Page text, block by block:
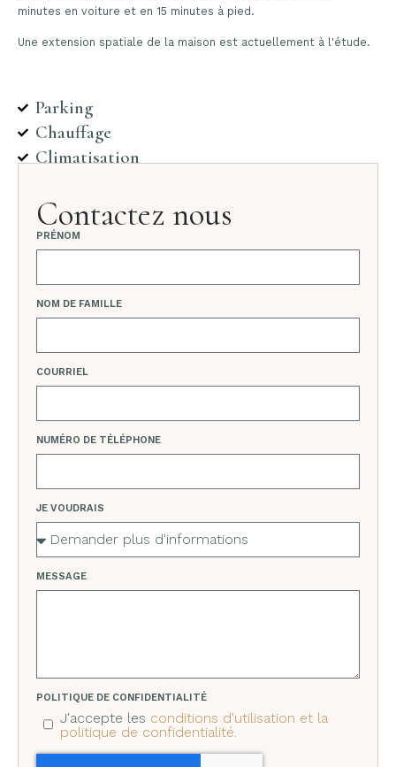
minutes en voiture et en 15 minutes à pied.
Une extension spatiale de la maison est actuellement à l'étude.
Parking
Chauffage
Climatisation
Contactez nous
PRÉNOM
NOM DE FAMILLE
COURRIEL
NUMÉRO DE TÉLÉPHONE
JE VOUDRAIS
MESSAGE
POLITIQUE DE CONFIDENTIALITÉ
J'accepte les conditions d'utilisation et la
politique de confidentialité.